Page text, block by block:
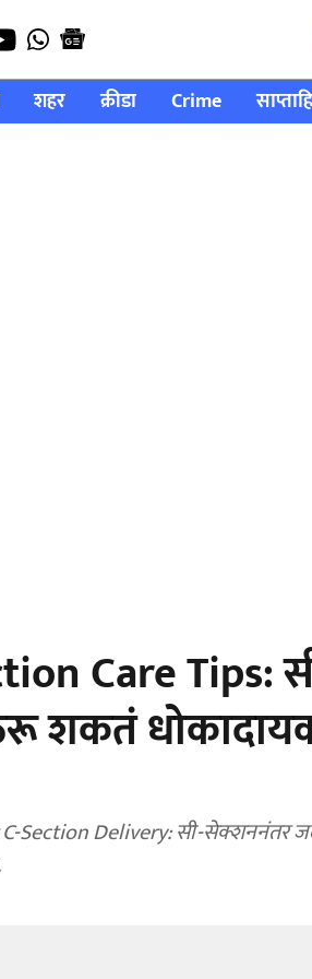
शहर क्रीडा Crime
Care Tips:
शकतं
Section Delivery: सी-सेक्शननंतर